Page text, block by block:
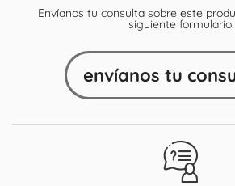
Envíanos tu consulta sobre este
siguiente formulario:
envíanos tu